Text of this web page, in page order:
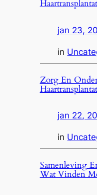
jan 23,
in
Zorg En
jan 22,
in
Samenleving
Wat Vinden